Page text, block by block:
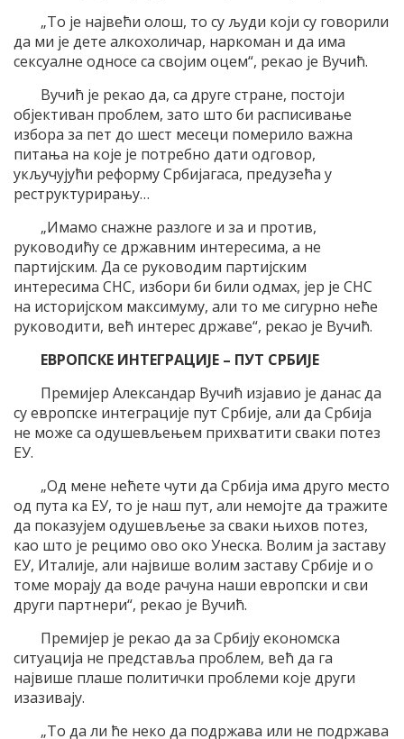
„То је највећи олош, то су људи који су говорили
да ми је дете алкохоличар, наркоман и да има
сексуалне односе са својим оцем“, рекао је Вучић.
Вучић је рекао да, са друге стране, постоји
објективан проблем, зато што би расписивање
избора за пет до шест месеци померило важна
питања на које је потребно дати одговор,
укључујући реформу Србијагаса, предузећа у
реструктурирању…
„Имамо снажне разлоге и за и против,
руководићу се државним интересима, а не
партијским. Да се руководим партијским
интересима СНС, избори би били одмах, јер је СНС
на историјском максимуму, али то ме сигурно неће
руководити, већ интерес државе“, рекао је Вучић.
ЕВРОПСКЕ ИНТЕГРАЦИЈЕ – ПУТ СРБИЈЕ
Премијер Александар Вучић изјавио је данас да
су европске интеграције пут Србије, али да Србија
не може са одушевљењем прихватити сваки потез
ЕУ.
„Од мене нећете чути да Србија има друго место
од пута ка ЕУ, то је наш пут, али немојте да тражите
да показујем одушевљење за сваки њихов потез,
као што је рецимо ово око Унеска. Волим ја заставу
ЕУ, Италије, али највише волим заставу Србије и о
томе морају да воде рачуна наши европски и сви
други партнери“, рекао је Вучић.
Премијер је рекао да за Србију економска
ситуација не представља проблем, већ да га
највише плаше политички проблеми које други
изазивају.
„То да ли ће неко да подржава или не подржава